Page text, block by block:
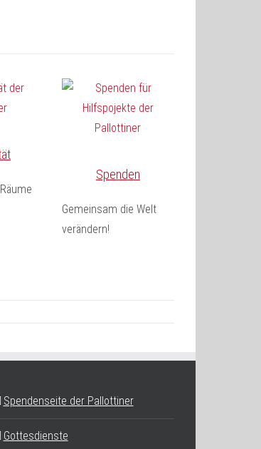
Spenden
Gemeinsam die Welt
verändern!
Spendenseite der Pallottiner
Gottesdienste